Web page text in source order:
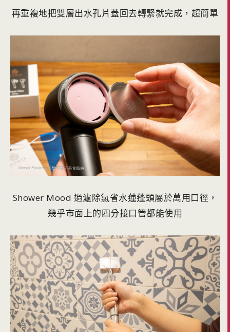
再重複地把雙層出水孔片蓋回去轉緊就完成，超簡單
Shower Mood 過濾除氯省水蓮蓬頭屬於萬用口徑，
幾乎市面上的四分接口管都能使用